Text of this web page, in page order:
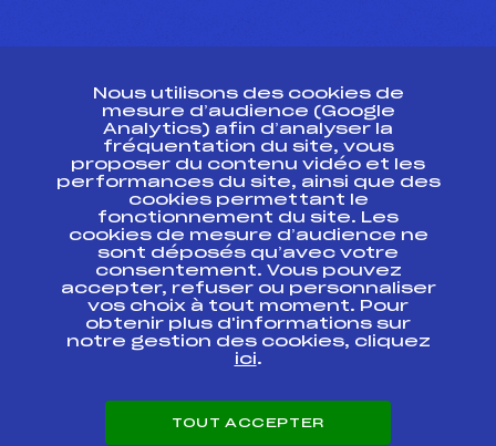
ESPACE PRESSE
Ressources
Pass’Neige
Projet sportif fédéral
Projet de performance fédéral
Antidopage
Pôle Développement, Formation, Suivi
Scientifique
Listes ministérielles
Pôle vie de l’athlète
Nous utilisons des cookies de
mesure d’audience (Google
Analytics) afin d’analyser la
fréquentation du site, vous
proposer du contenu vidéo et les
performances du site, ainsi que des
cookies permettant le
fonctionnement du site. Les
cookies de mesure d’audience ne
sont déposés qu’avec votre
consentement. Vous pouvez
accepter, refuser ou personnaliser
vos choix à tout moment. Pour
obtenir plus d'informations sur
notre gestion des cookies, cliquez
ici.
TOUT ACCEPTER